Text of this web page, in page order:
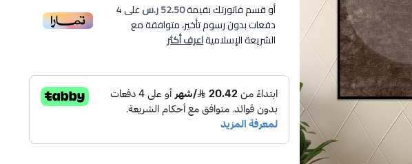
أو قسم فاتورتك بقيمة52.50 ر.س على4
دفعات بدون رسوم تأخير، متوافقة مع
الشريعة الإسلاميةاعرف أكثر